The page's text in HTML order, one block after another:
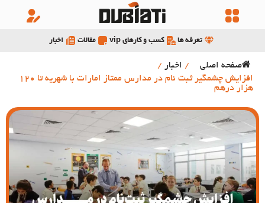
تعرفه ها کسب و کارهای vip مقالات اخبار
صفحه اصلی / اخبار /
افزایش چشمگیر ثبت نام در مدارس ممتاز امارات با شهریه تا 120
هزار درهم